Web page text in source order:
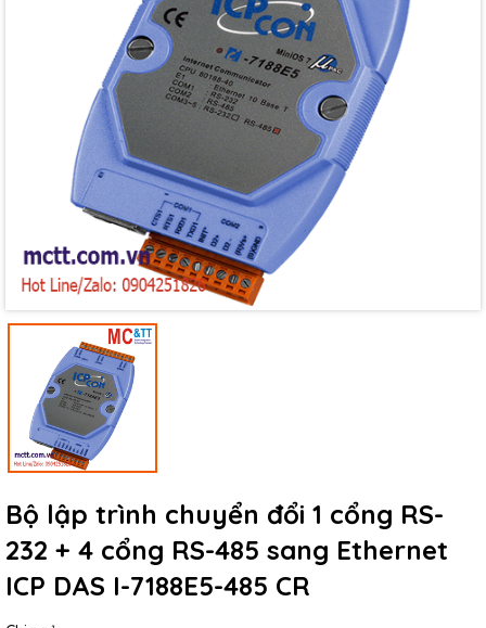
Bộ lập trình chuyển đổi 1 cổng RS-
232 + 4 cổng RS-485 sang Ethernet
ICP DAS I-7188E5-485 CR
Mã giảm giá:
Ngày hết hạn:
Điều kiện: